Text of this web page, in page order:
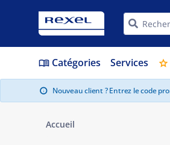
menu_book Catégories Services star
info Nouveau client ? Entrez le code
Accueil